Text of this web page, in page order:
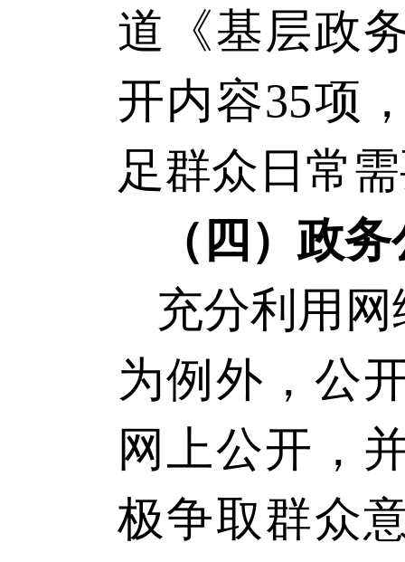
道《基层政
开内容35项
足群众日常
（四）政
充分利用
为例外，公
网上公开，
极争取群众